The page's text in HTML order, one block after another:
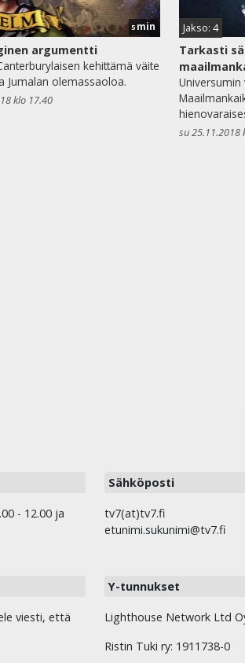
5 min
argumentti
kehittämä väite
Jumalan olemassaoloa.
klo 17.40
Jakso: 4
Tarkasti
Universumin
su 25.11.2018
- 12.00 ja
Sähköposti
tv7(at)tv7.fi
etunimi.sukunimi@tv7.fi
viesti, että
Y-tunnukset
Lighthouse Network Ltd
Ristin Tuki ry: 1911738-0